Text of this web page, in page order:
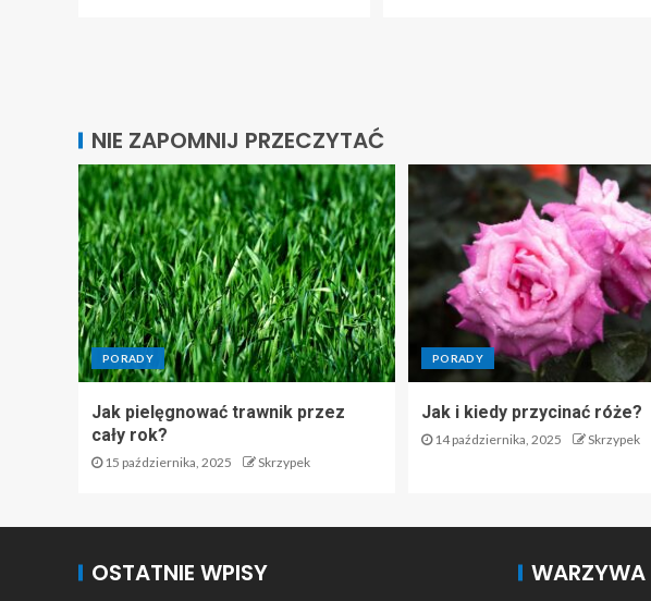
NIE ZAPOMNIJ PRZECZYTAĆ
PORADY
Jak pielęgnować trawnik przez
cały rok?
15 października, 2025 Skrzypek
PORADY
Jak i kiedy przycinać róże?
14 października, 2025 Skrzypek
OSTATNIE WPISY WARZYWA